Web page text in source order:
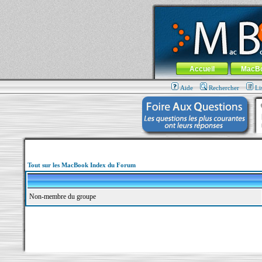
MacBook-fr.com : 100% Apple... 100%
Aller au contenu-Aller au menu
Menu général
Accueil
Aide Rechercher
Tout sur les MacBook Index du Forum
Non-membre du groupe